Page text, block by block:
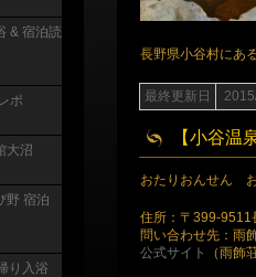
長野県小谷村にあ
最終更新日
【小谷温
おたりおんせん
住所：〒399-9511
問い合わせ先：雨
公式サイト
（雨飾
& 宿泊読
ポ
大沼
野 宿泊
り入浴